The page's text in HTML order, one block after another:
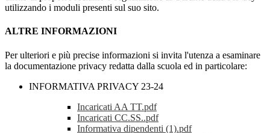
utilizzando i moduli presenti sul suo sito.
ALTRE INFORMAZIONI
Per ulteriori e più precise informazioni si invita l'utenza a esaminare
la documentazione privacy redatta dalla scuola ed in particolare:
INFORMATIVA PRIVACY 23-24
Incaricati AA TT.pdf
Incaricati CC.SS..pdf
Informativa dipendenti (1).pdf